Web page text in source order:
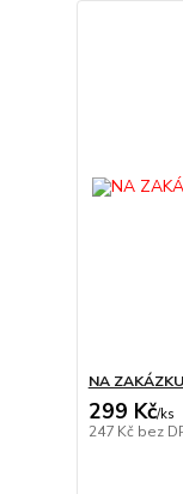
NA
299 Kč/ks
247 Kč bez